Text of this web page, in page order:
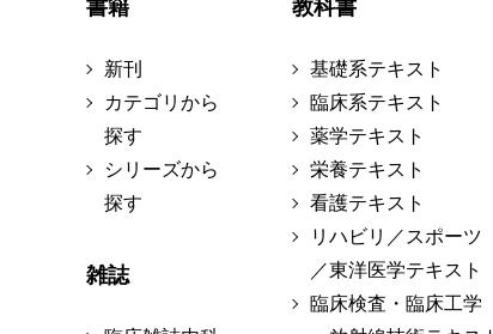
書籍
新刊
カテゴリから
探す
シリーズから
探す
雑誌
教科書
基礎系テキスト
臨床系テキスト
薬学テキスト
栄養テキスト
看護テキスト
リハビリ／スポーツ
／東洋医学テキスト
臨床検査・臨床工学